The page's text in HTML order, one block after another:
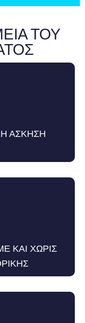
ΤΟΥ
ΑΣΚΗΣΗ
ΚΑΙ ΧΩΡΙΣ